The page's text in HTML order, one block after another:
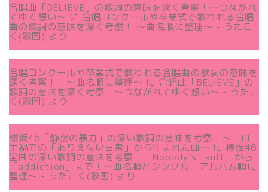
合唱曲「BELIEVE」の歌詞の意味を深く考察！〜つながれ
てゆく想い〜 に 合唱コンクールや卒業式で歌われる合唱
曲の歌詞の意味を深く考察！ 〜曲名順に整理〜 - うたこ
く(歌国) より
合唱コンクールや卒業式で歌われる合唱曲の歌詞の意味を
深く考察！ 〜曲名順に整理〜 に 合唱曲「BELIEVE」の
歌詞の意味を深く考察！〜つながれてゆく想い〜 - うたこ
く(歌国) より
櫻坂46「静寂の暴力」の深い歌詞の意味を考察！〜コロ
ナ禍での「ありえない日常」から生まれた曲～ に 櫻坂46
全曲の深い歌詞の意味を考察！「Nobody’s fault」から
「addiction」まで！〜曲名順とシングル・アルバム順に
整理～ - うたこく(歌国) より